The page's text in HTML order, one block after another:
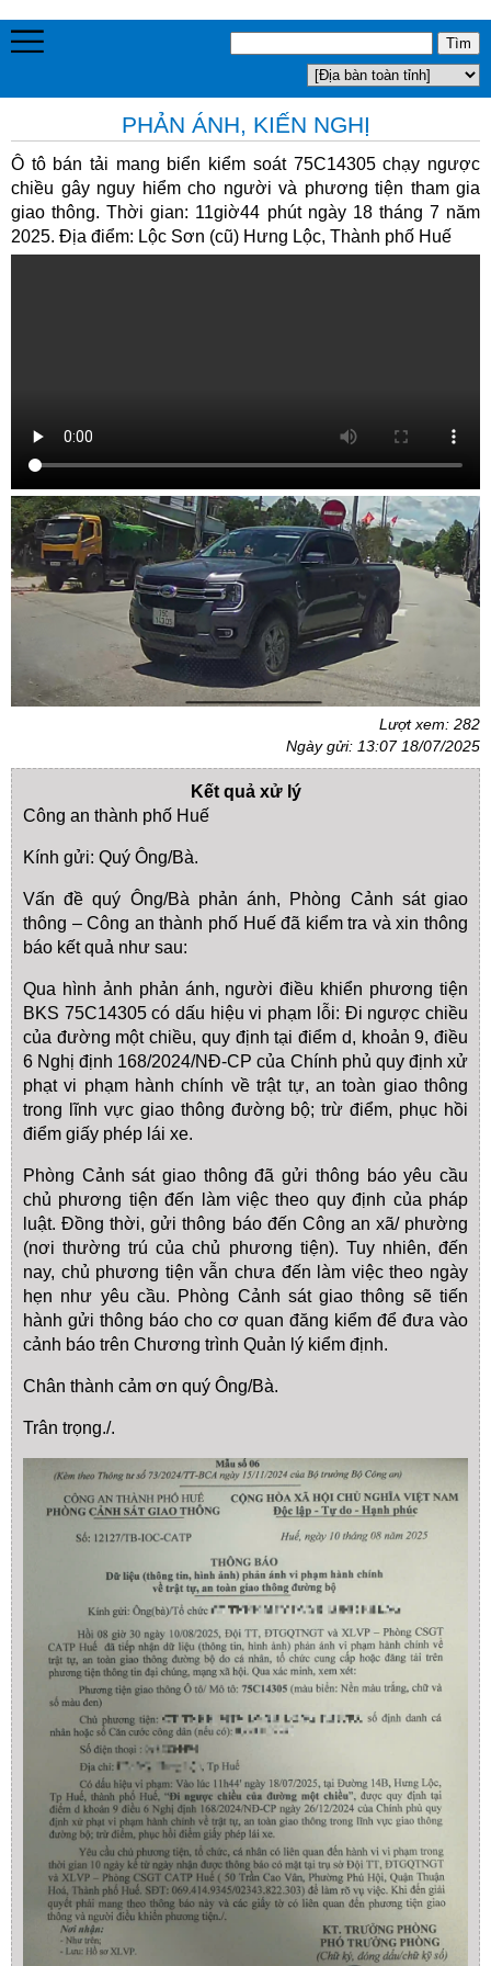
PHẢN ÁNH, KIẾN NGHỊ
Ô tô bán tải mang biển kiểm soát 75C14305 chạy ngược
chiều gây nguy hiểm cho người và phương tiện tham gia
giao thông. Thời gian: 11giờ44 phút ngày 18 tháng 7 năm
2025. Địa điểm: Lộc Sơn (cũ) Hưng Lộc, Thành phố Huế
Lượt xem: 282
Ngày gửi: 13:07 18/07/2025
Kết quả xử lý
Công an thành phố Huế
Kính gửi: Quý Ông/Bà.
Vấn đề quý Ông/Bà phản ánh, Phòng Cảnh sát giao
thông – Công an thành phố Huế đã kiểm tra và xin thông
báo kết quả như sau:
Qua hình ảnh phản ánh, người điều khiển phương tiện
BKS 75C14305 có dấu hiệu vi phạm lỗi: Đi ngược chiều
của đường một chiều, quy định tại điểm d, khoản 9, điều
6 Nghị định 168/2024/NĐ-CP của Chính phủ quy định xử
phạt vi phạm hành chính về trật tự, an toàn giao thông
trong lĩnh vực giao thông đường bộ; trừ điểm, phục hồi
điểm giấy phép lái xe.
Phòng Cảnh sát giao thông đã gửi thông báo yêu cầu
chủ phương tiện đến làm việc theo quy định của pháp
luật. Đồng thời, gửi thông báo đến Công an xã/ phường
(nơi thường trú của chủ phương tiện). Tuy nhiên, đến
nay, chủ phương tiện vẫn chưa đến làm việc theo ngày
hẹn như yêu cầu. Phòng Cảnh sát giao thông sẽ tiến
hành gửi thông báo cho cơ quan đăng kiểm để đưa vào
cảnh báo trên Chương trình Quản lý kiểm định.
Chân thành cảm ơn quý Ông/Bà.
Trân trọng./.